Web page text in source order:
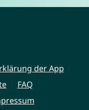
der App
FAQ